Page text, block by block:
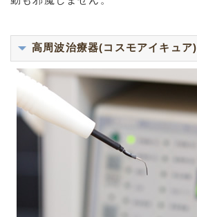
高周波治療器(コスモアイキュア)